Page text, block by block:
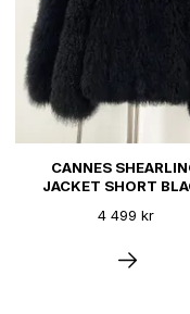
CANNES
JACKET SHORT
4 499 kr